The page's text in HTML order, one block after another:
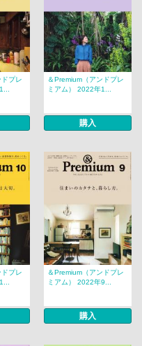
プレ
＆Premium（アンドプレ
ミアム） 2022年1...
購入
プレ
＆Premium（アンドプレ
ミアム） 2022年9...
購入